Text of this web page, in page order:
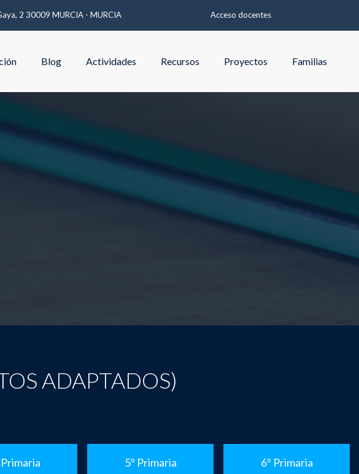
2 30009 MURCIA - MURCIA Acceso docentes
Blog Actividades Recursos Proyectos Familias
ADAPTADOS)
5º Primaria 6º Primaria